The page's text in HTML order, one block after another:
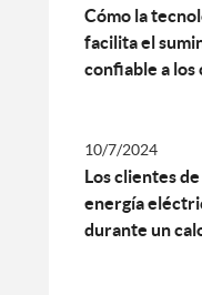
Cómo la
facilita el
confiable a los
10/7/2024
Los clientes
energía
durante un